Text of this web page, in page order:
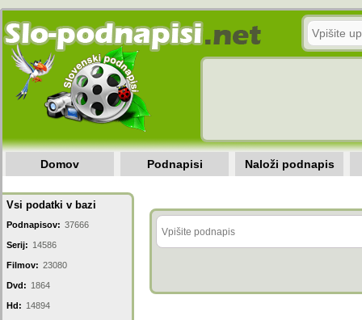
Domov Podnapisi Naloži podnapis
Vsi podatki v bazi
Podnapisov: 37666
Serij: 14586
Filmov: 23080
Dvd: 1864
Hd: 14894